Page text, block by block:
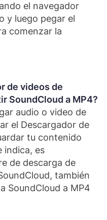
el navegador
y luego pegar el
comenzar la
de videos de
SoundCloud a MP4?
audio o video de
el Descargador de
tu contenido
indica, es
de descarga de
también
SoundCloud a MP4